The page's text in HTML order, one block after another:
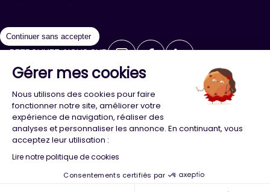
2026 ©Majeur·e·s - Tous droits réservés
Politique de confidentialité
Cookies
Conception Agence Adeliom
Continuer sans accepter
Gérer mes cookies
Nous utilisons des cookies pour faire
fonctionner notre site, améliorer votre
expérience de navigation, réaliser des
analyses et personnaliser les annonce. En continuant, vous
acceptez leur utilisation :
Lire notre politique de cookies
Consentements certifiés par